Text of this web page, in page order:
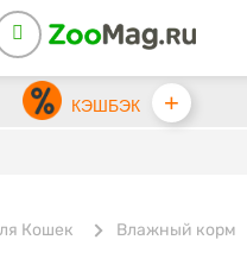
КЭШБЭК +
Кошек Влажный корм